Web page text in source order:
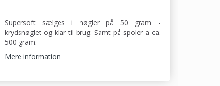
Supersoft sælges i nøgler på 50 gram -
krydsnøglet og klar til brug. Samt på spoler a ca.
500 gram.
Mere information